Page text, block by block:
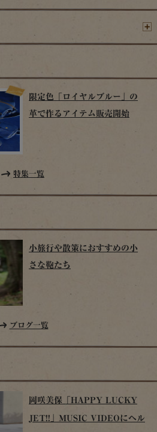
限定色「ロイヤルブルー」の
革で作るアイテム販売開始
特集一覧
小旅行や散策におすすめの小
さな鞄たち
ブログ一覧
岡咲美保「HAPPY LUCKY
JET!!」MUSIC VIDEOにヘル